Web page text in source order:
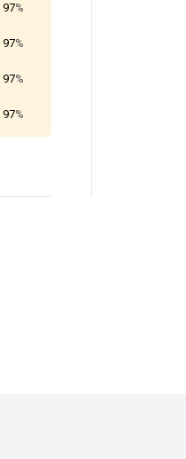
97%
97%
97%
97%